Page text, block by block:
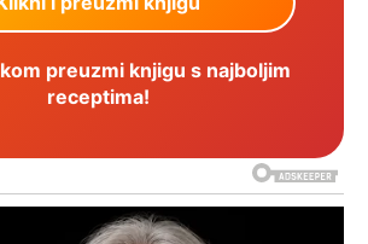
preuzmi knjigu s najboljim
receptima!